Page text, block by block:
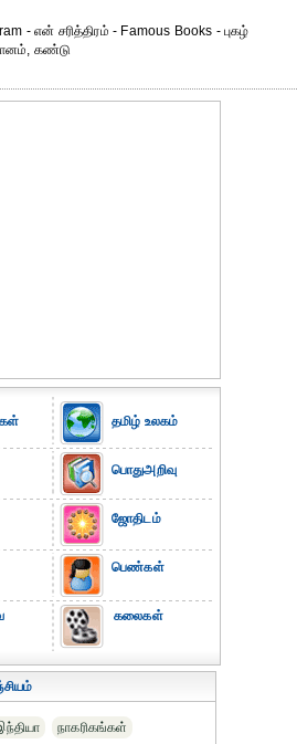
- என் சரித்திரம் - Famous Books - புகழ்
கண்டு
தமிழ் உலகம்
பொதுஅறிவு
ஜோதிடம்
பெண்கள்
கலைகள்
நாகரிகங்கள்